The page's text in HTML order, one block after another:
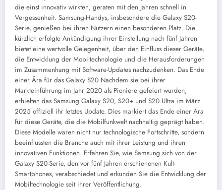
die einst innovativ wirkten, geraten mit den Jahren schnell in
Vergessenheit. Samsung-Handys, insbesondere die Galaxy S20-
Serie, genießen bei ihren Nutzern einen besonderen Platz. Die
kürzlich erfolgte Ankündigung ihrer Einstellung nach fünf Jahren
bietet eine wertvolle Gelegenheit, über den Einfluss dieser Geräte,
die Entwicklung der Mobiltechnologie und die Herausforderungen
im Zusammenhang mit Software-Updates nachzudenken. Das Ende
einer Ära für das Galaxy S20 Nachdem sie bei ihrer
Markteinführung im Jahr 2020 als Pioniere gefeiert wurden,
erhielten das Samsung Galaxy S20, S20+ und S20 Ultra im März
2025 offiziell ihr letztes Update. Dies markiert das Ende einer Ära
für diese Geräte, die die Mobilfunkwelt nachhaltig geprägt haben.
Diese Modelle waren nicht nur technologische Fortschritte, sondern
beeinflussten die Branche auch mit ihrer Leistung und ihren
innovativen Funktionen. Erfahren Sie, wie Samsung sich von der
Galaxy S20-Serie, den vor fünf Jahren erschienenen Kult-
Smartphones, verabschiedet und erkunden Sie die Entwicklung der
Mobiltechnologie seit ihrer Veröffentlichung.